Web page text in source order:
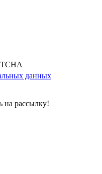
данных
на рассылку!